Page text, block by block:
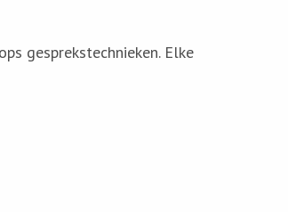
gesprekstechnieken. Elke